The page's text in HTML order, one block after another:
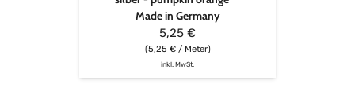
Made in Germany
5,25 €
(5,25 € / Meter)
inkl. MwSt.